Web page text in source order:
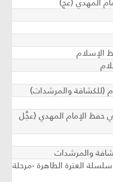
الإسلام
(للكشافة والمرشدات)
حفظ الإمام المهدي (عجَّل
والمرشدات
العترة الطاهرة -مرحلة